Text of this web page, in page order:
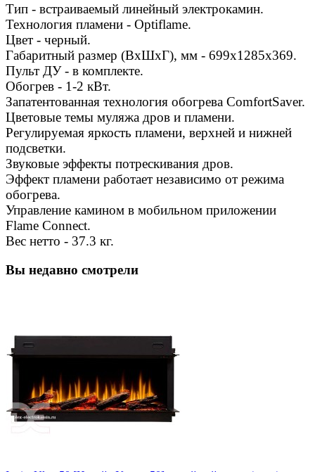
Тип - встраиваемый линейный электрокамин.
Технология пламени - Optiflame.
Цвет - черный.
Габаритный размер (ВхШхГ), мм - 699х1285х369.
Пульт ДУ - в комплекте.
Обогрев - 1-2 кВт.
Запатентованная технология обогрева ComfortSaver.
Цветовые темы муляжа дров и пламени.
Регулируемая яркость пламени, верхней и нижней
подсветки.
Звуковые эффекты потрескивания дров.
Эффект пламени работает независимо от режима
обогрева.
Управление камином в мобильном приложении
Flame Connect.
Вес нетто - 37.3 кг.
Вы недавно смотрели